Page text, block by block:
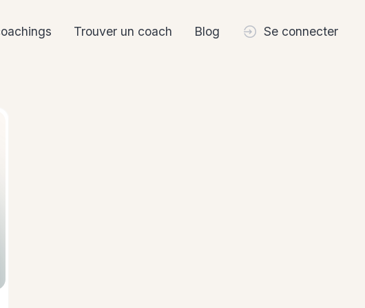
Trouver un coach Blog Se connecter